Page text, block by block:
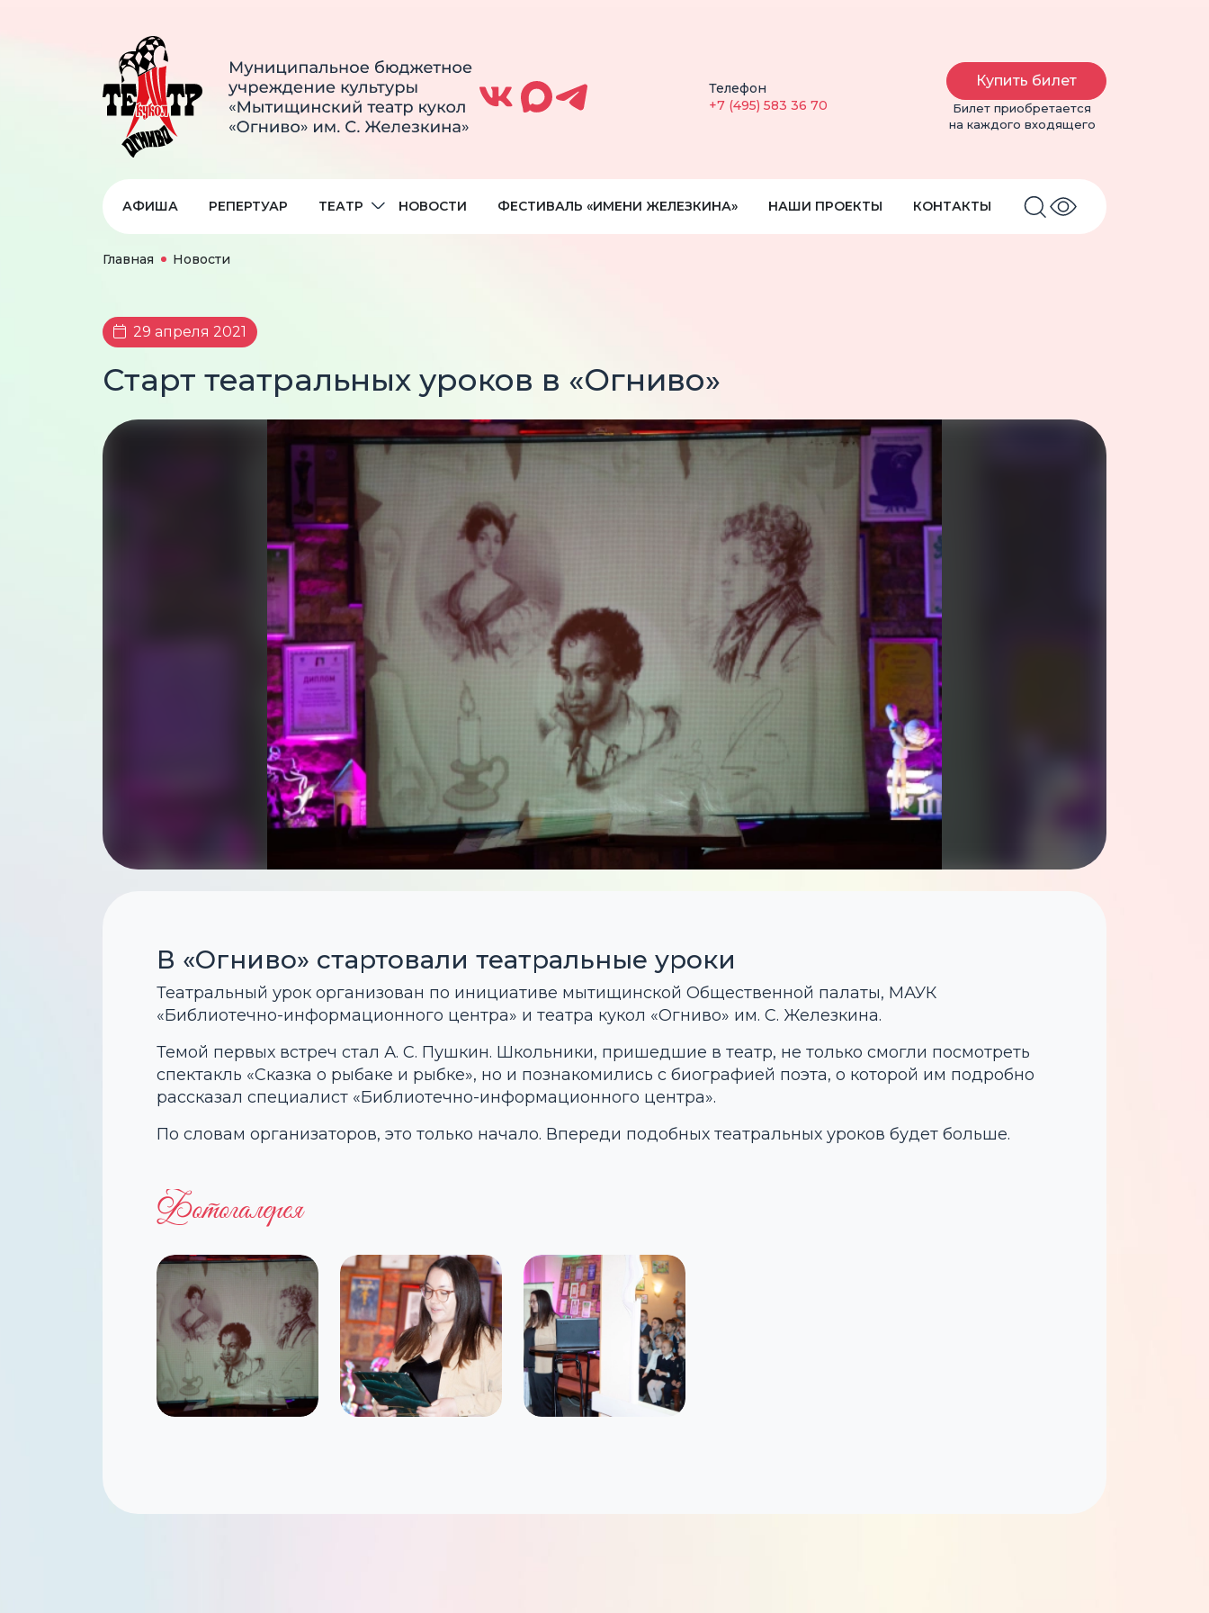
Телефон
+7 (495) 583 36 70
Билет приобретается
на каждого входящего
Купить билет
АФИША РЕПЕРТУАР ТЕАТР НОВОСТИ ФЕСТИВАЛЬ «ИМЕНИ ЖЕЛЕЗКИНА» НАШИ ПРОЕКТЫ КОНТАКТЫ
Главная Новости
29 апреля 2021
Старт театральных уроков в «Огниво»
В «Огниво» стартовали театральные уроки
Театральный урок организован по инициативе мытищинской Общественной палаты, МАУК
«Библиотечно-информационного центра» и театра кукол «Огниво» им. С. Железкина.
Темой первых встреч стал А. С. Пушкин. Школьники, пришедшие в театр, не только смогли посмотреть
спектакль «Сказка о рыбаке и рыбке», но и познакомились с биографией поэта, о которой им подробно
рассказал специалист «Библиотечно-информационного центра».
По словам организаторов, это только начало. Впереди подобных театральных уроков будет больше.
Фотогалерея